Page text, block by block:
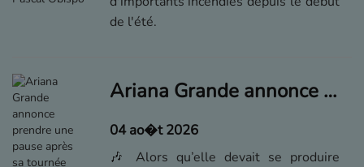
de l'été.
Ariana Grande annonce prendre une pause après sa tournée
04 ao�t 2026
🎶 Alors qu’elle devait se produire